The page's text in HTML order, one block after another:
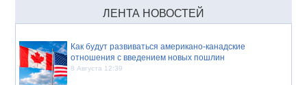
ЛЕНТА НОВОСТЕЙ
Как будут развиваться американо-канадские
отношения с введением новых пошлин
8 Августа 12:39